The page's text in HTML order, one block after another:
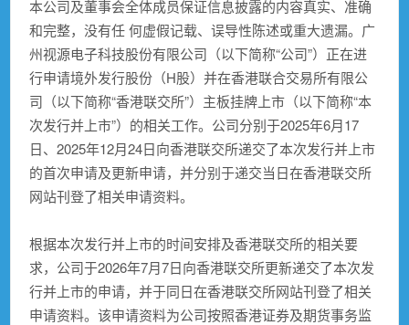
本公司及董事会全体成员保证信息披露的内容真实、准确
和完整，没有任 何虚假记载、误导性陈述或重大遗漏。广
州视源电子科技股份有限公司（以下简称“公司”）正在进
行申请境外发行股份（H股）并在香港联合交易所有限公
司（以下简称“香港联交所”）主板挂牌上市（以下简称“本
次发行并上市”）的相关工作。公司分别于2025年6月17
日、2025年12月24日向香港联交所递交了本次发行并上市
的首次申请及更新申请，并分别于递交当日在香港联交所
网站刊登了相关申请资料。
根据本次发行并上市的时间安排及香港联交所的相关要
求，公司于2026年7月7日向香港联交所更新递交了本次发
行并上市的申请，并于同日在香港联交所网站刊登了相关
申请资料。该申请资料为公司按照香港证券及期货事务监